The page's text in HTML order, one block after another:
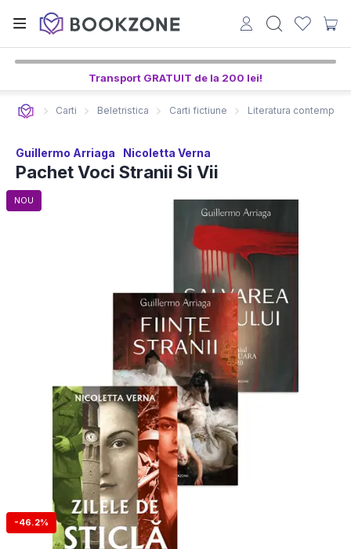
Transport GRATUIT de la 200 lei!
Carti Beletristica Carti fictiune Literatura
Guillermo Arriaga Nicoletta Verna
Pachet Voci Stranii Si Vii
NOU
-46.2%